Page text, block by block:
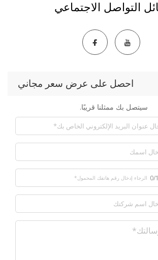
الاجتماعي
احصل على عرض سعر مجاني
بك ممثلنا قريبًا.